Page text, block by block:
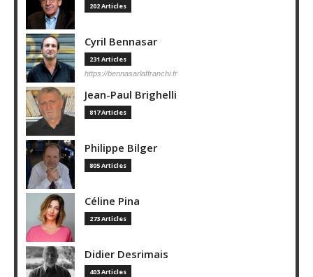
202 Articles
Cyril Bennasar
231 Articles
https://bennasarlaffranchi.fr
Jean-Paul Brighelli
817 Articles
Philippe Bilger
805 Articles
Céline Pina
273 Articles
Didier Desrimais
403 Articles